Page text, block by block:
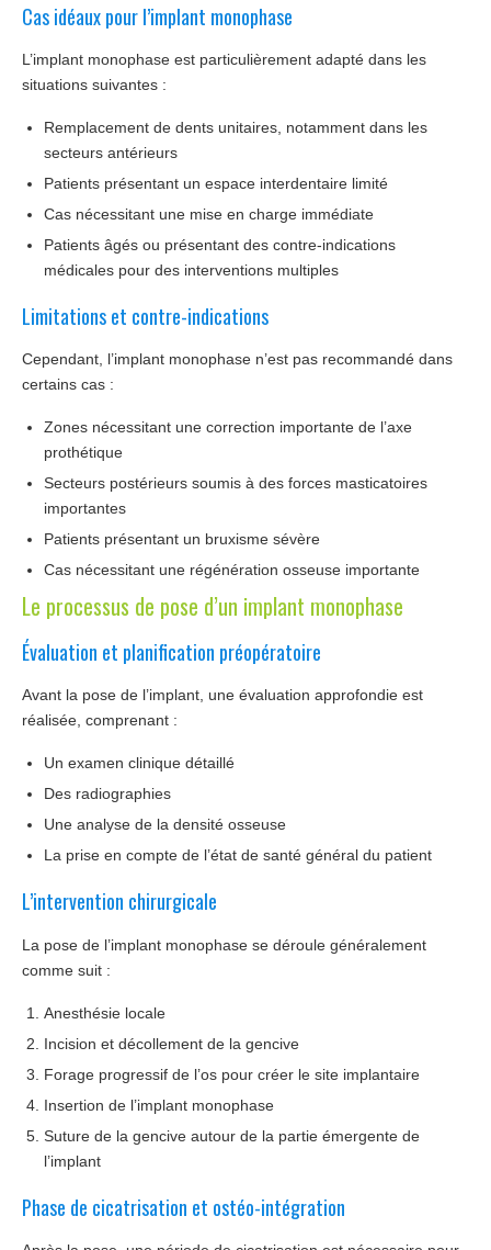
Cas idéaux pour l’implant monophase
L’implant monophase est particulièrement adapté dans les
situations suivantes :
Remplacement de dents unitaires, notamment dans les
secteurs antérieurs
Patients présentant un espace interdentaire limité
Cas nécessitant une mise en charge immédiate
Patients âgés ou présentant des contre-indications
médicales pour des interventions multiples
Limitations et contre-indications
Cependant, l’implant monophase n’est pas recommandé dans
certains cas :
Zones nécessitant une correction importante de l’axe
prothétique
Secteurs postérieurs soumis à des forces masticatoires
importantes
Patients présentant un bruxisme sévère
Cas nécessitant une régénération osseuse importante
Le processus de pose d’un implant monophase
Évaluation et planification préopératoire
Avant la pose de l’implant, une évaluation approfondie est
réalisée, comprenant :
Un examen clinique détaillé
Des radiographies
Une analyse de la densité osseuse
La prise en compte de l’état de santé général du patient
L’intervention chirurgicale
La pose de l’implant monophase se déroule généralement
comme suit :
Anesthésie locale
Incision et décollement de la gencive
Forage progressif de l’os pour créer le site implantaire
Insertion de l’implant monophase
Suture de la gencive autour de la partie émergente de
l’implant
Phase de cicatrisation et ostéo-intégration